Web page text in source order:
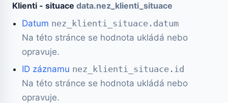
Klienti - situace data.nez_klienti_situace
Datum nez_klienti_situace.datum
Na této stránce se hodnota ukládá nebo
opravuje.
ID záznamu nez_klienti_situace.id
Na této stránce se hodnota ukládá nebo
opravuje.